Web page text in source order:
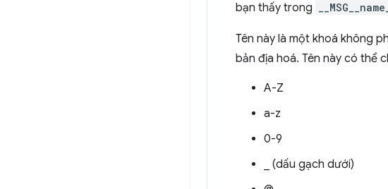
bạn thấy trong
Tên này là một khoá không
bản địa hoá. Tên này có thể
A-Z
a-z
0-9
_ (dấu gạch dưới)